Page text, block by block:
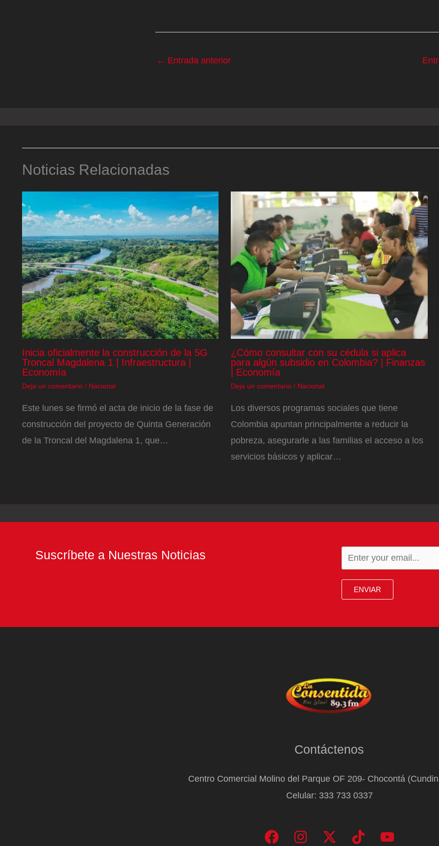
← Entrada anterior
Noticias Relacionadas
Inicia oficialmente la construcción de la 5G
Troncal Magdalena 1 | Infraestructura |
Economía
Deja un comentario / Nacional
Este lunes se firmó el acta de inicio de la fase de
construcción del proyecto de Quinta Generación
de la Troncal del Magdalena 1, que…
¿Cómo consultar con su cédula si aplica
para algún subsidio en Colombia? | Finanzas
| Economía
Deja un comentario / Nacional
Los diversos programas sociales que tiene
Colombia apuntan principalmente a reducir la
pobreza, asegurarle a las familias el acceso a los
servicios básicos y aplicar…
Suscríbete a Nuestras Noticias
ENVIAR
Contáctenos
Centro Comercial Molino del Parque OF 209- Chocontá
Celular: 333 733 0337